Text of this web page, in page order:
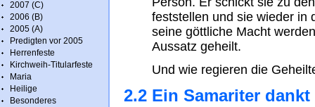
2007 (C)
2006 (B)
2005 (A)
Predigten vor 2005
Herrenfeste
Kirchweih-Titularfeste
Maria
Heilige
Besonderes
feststellen und sie wieder in
seine göttliche Macht
Aussatz geheilt.
Und wie regieren die
2.2 Ein Samariter